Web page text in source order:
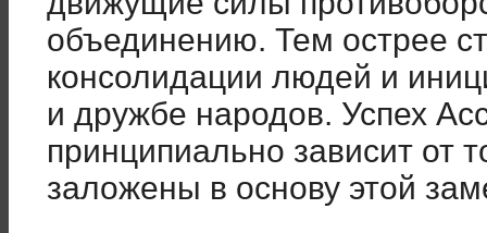
объединению. Тем острее
консолидации людей и
и дружбе народов. Успех
принципиально зависит от
заложены в основу этой